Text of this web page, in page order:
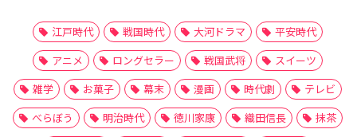
江戸時代 戦国時代 大河ドラマ
平安時代
アニメ
ロングセラー 戦国武将
スイーツ
雑学
お菓子 幕末 漫画 時代劇
テレビ
べらぼう
明治時代 徳川家康 織田信長
抹茶